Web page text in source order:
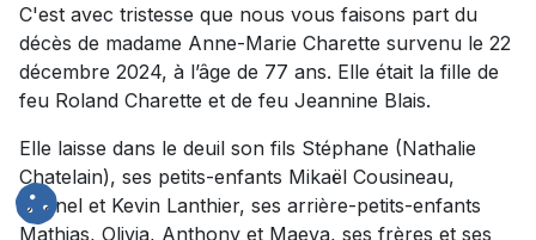
C'est avec tristesse que nous vous faisons part du
décès de madame Anne-Marie Charette survenu le 22
décembre 2024, à l’âge de 77 ans. Elle était la fille de
feu Roland Charette et de feu Jeannine Blais.
Elle laisse dans le deuil son fils Stéphane (Nathalie
Chatelain), ses petits-enfants Mikaël Cousineau,
Chanel et Kevin Lanthier, ses arrière-petits-enfants
Mathias, Olivia, Anthony et Maeva, ses frères et ses